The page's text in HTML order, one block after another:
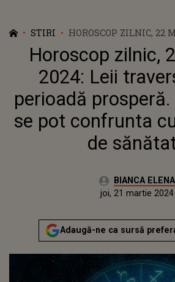
STIRI
HOROSCOP ZILNIC, 22
TRAVERSEAZĂ O
FECIOARELE SE POT
PROBLEME DE
Horoscop zilnic,
2024: Leii
perioadă
se pot confrunta
de
Autor:BIANCA ELENA
Actualizat:
joi, 21 martie 2024
Adaugă-ne ca sursă